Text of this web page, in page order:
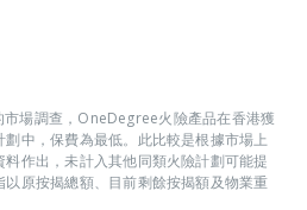
但留意保障賠償額也會因應投保額
場調查，OneDegree火險產品在香港獲
中，保費為最低。此比較是根據市場上
作出，未計入其他同類火險計劃可能提
原按揭總額、目前剩餘按揭額及物業重